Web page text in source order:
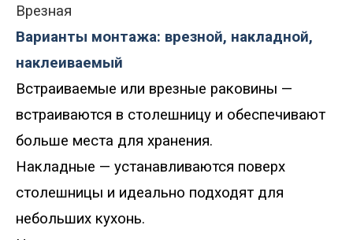
Врезная
Варианты монтажа: врезной, накладной,
наклеиваемый
Встраиваемые или врезные раковины —
встраиваются в столешницу и обеспечивают
больше места для хранения.
Накладные — устанавливаются поверх
столешницы и идеально подходят для
небольших кухонь.